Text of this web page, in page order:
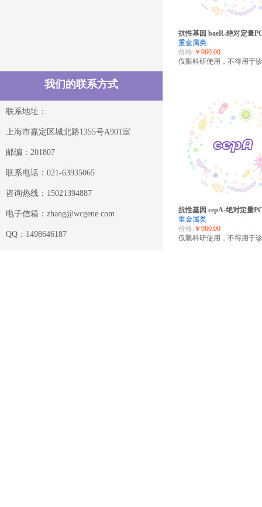
抗性基因 baeR-绝对定量
重金属类
价格: ￥960.00
仅限科研使用，不得用于
抗性基因 cepA-绝对定量
重金属类
价格: ￥960.00
仅限科研使用，不得用于
联系地址：
上海市嘉定区城北路1355号A901室
邮编：201807
联系电话：021-63935065
咨询热线：15021394887
电子信箱：zhang@wcgene.com
QQ：1498646187
我们的联系方式